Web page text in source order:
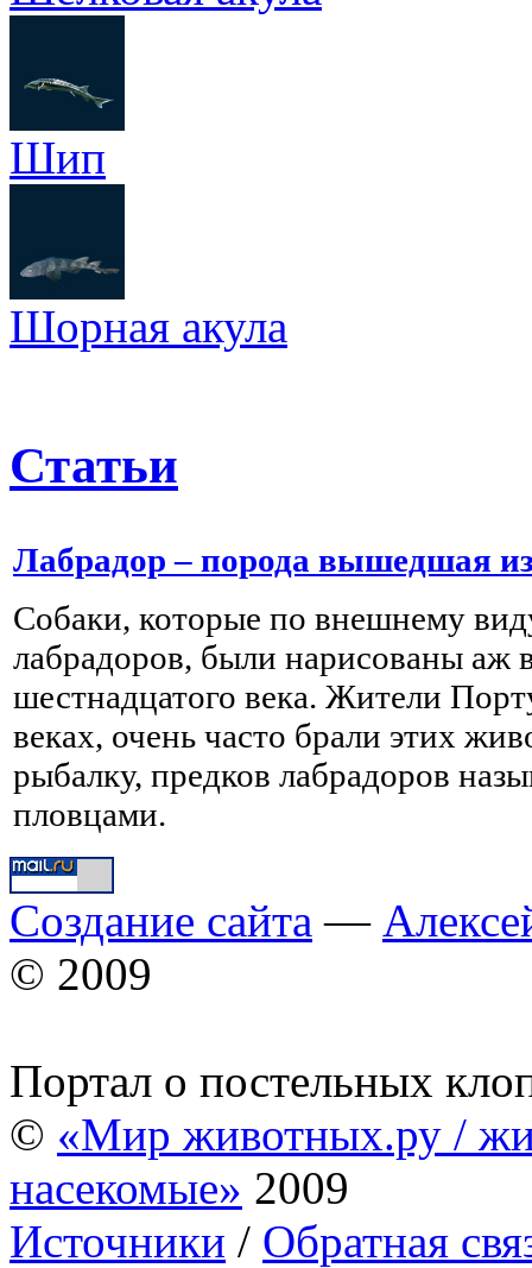
Шип
Шорная акула
Статьи
Лабрадор – порода вышедшая
Собаки, которые по внешнему
лабрадоров, были нарисованы аж
шестнадцатого века. Жители
веках, очень часто брали этих
рыбалку, предков лабрадоров
пловцами.
Создание сайта —
© 2009
Портал о постельных
© «Мир животных.ру /
насекомые» 2009
Источники / Обратная